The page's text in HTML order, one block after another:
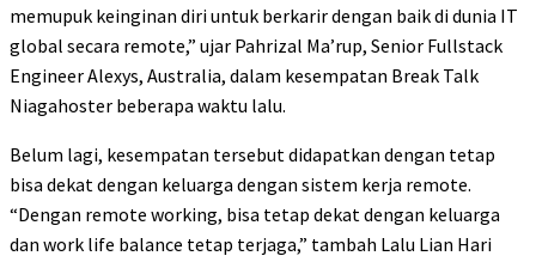
memupuk keinginan diri untuk berkarir dengan baik di dunia IT
global secara remote,” ujar Pahrizal Ma’rup, Senior Fullstack
Engineer Alexys, Australia, dalam kesempatan Break Talk
Niagahoster beberapa waktu lalu.
Belum lagi, kesempatan tersebut didapatkan dengan tetap
bisa dekat dengan keluarga dengan sistem kerja remote.
“Dengan remote working, bisa tetap dekat dengan keluarga
dan work life balance tetap terjaga,” tambah Lalu Lian Hari